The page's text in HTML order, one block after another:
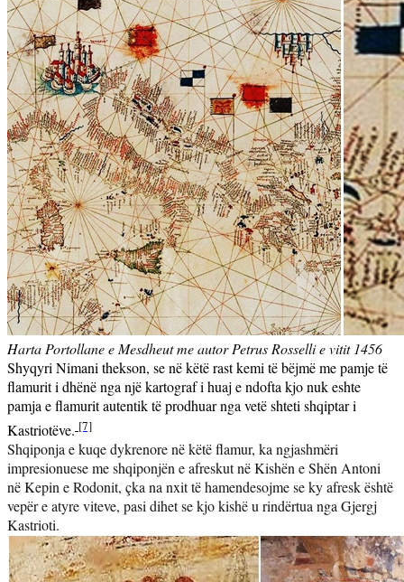
Harta Portollane e Mesdheut me autor Petrus Rosselli e vitit 1456
Shyqyri Nimani thekson, se në këtë rast kemi të bëjmë me pamje të
flamurit i dhënë nga një kartograf i huaj e ndofta kjo nuk eshte
pamja e flamurit autentik të prodhuar nga vetë shteti shqiptar i
Kastriotëve. [7]
Shqiponja e kuqe dykrenore në këtë flamur, ka ngjashmëri
impresionuese me shqiponjën e afreskutnëKishën e Shën Antoni
në Kepin e Rodonit, çka na nxit tëhamendesojme se ky afresk është
vepër e atyre viteve, pasi dihet se kjo kishëu rindërtua nga Gjergj
Kastrioti.